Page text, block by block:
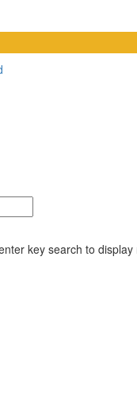
key search to display